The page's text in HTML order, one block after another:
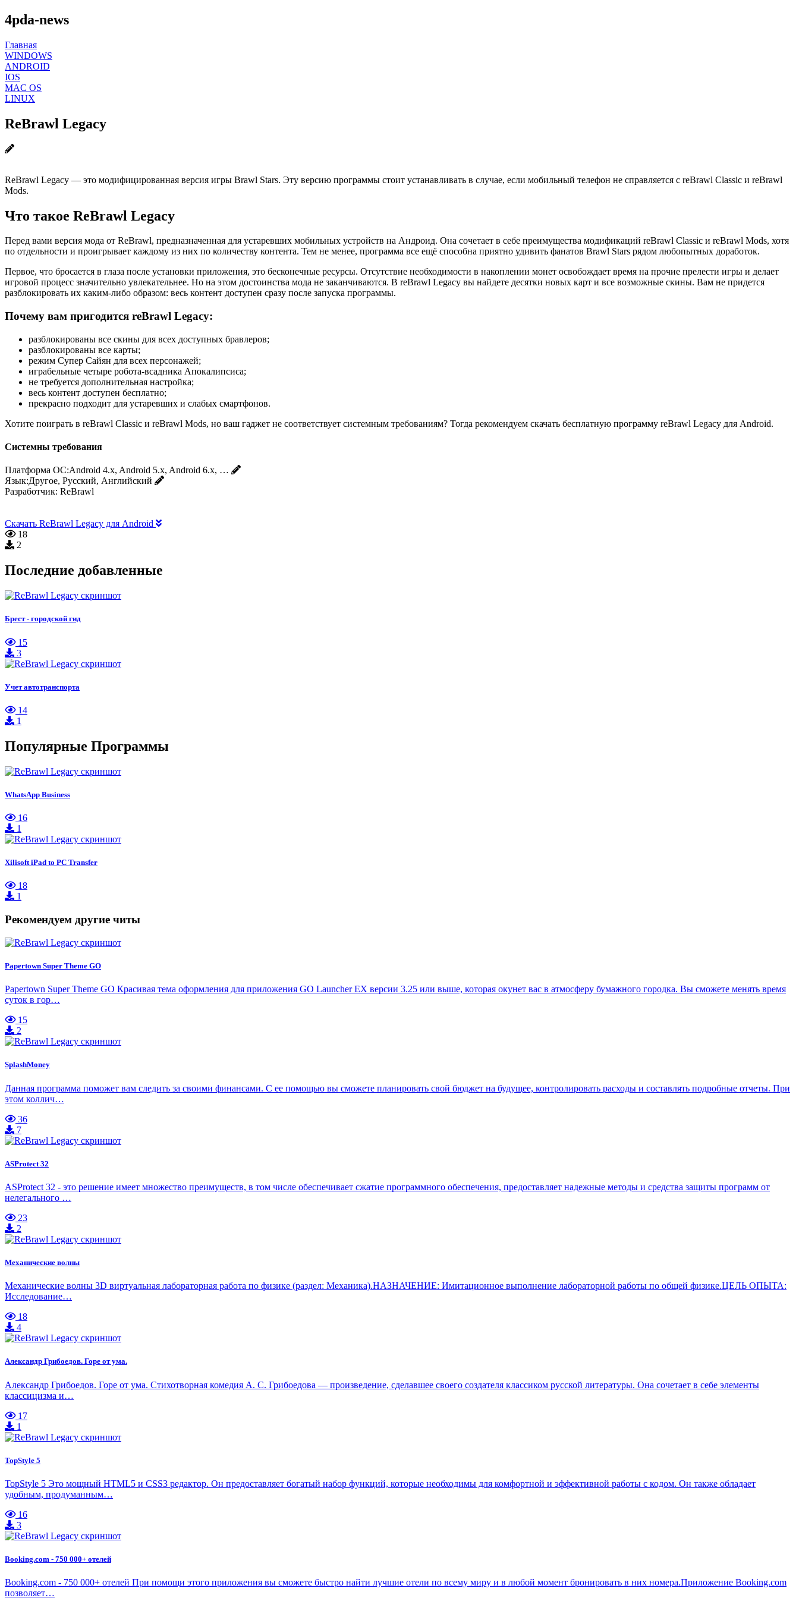
4pda-news
Главная
WINDOWS
ANDROID
IOS
MAC OS
LINUX
ReBrawl Legacy
ReBrawl Legacy — это модифицированная версия игры Brawl Stars. Эту версию программы стоит устанавливать в случае, если мобильный телефон не справляется с reBrawl Classic и reBrawl
Mods.
Что такое ReBrawl Legacy
Перед вами версия мода от ReBrawl, предназначенная для устаревших мобильных устройств на Андроид. Она сочетает в себе преимущества модификаций reBrawl Classic и reBrawl Mods, хотя
по отдельности и проигрывает каждому из них по количеству контента. Тем не менее, программа все ещё способна приятно удивить фанатов Brawl Stars рядом любопытных доработок.
Первое, что бросается в глаза после установки приложения, это бесконечные ресурсы. Отсутствие необходимости в накоплении монет освобождает время на прочие прелести игры и делает
игровой процесс значительно увлекательнее. Но на этом достоинства мода не заканчиваются. В reBrawl Legacy вы найдете десятки новых карт и все возможные скины. Вам не придется
разблокировать их каким-либо образом: весь контент доступен сразу после запуска программы.
Почему вам пригодится reBrawl Legacy:
разблокированы все скины для всех доступных бравлеров;
разблокированы все карты;
режим Супер Сайян для всех персонажей;
играбельные четыре робота-всадника Апокалипсиса;
не требуется дополнительная настройка;
весь контент доступен бесплатно;
прекрасно подходит для устаревших и слабых смартфонов.
Хотите поиграть в reBrawl Classic и reBrawl Mods, но ваш гаджет не соответствует системным требованиям? Тогда рекомендуем скачать бесплатную программу reBrawl Legacy для Android.
Системны требования
Платформа ОС:Android 4.x, Android 5.x, Android 6.x, …
Язык:Другое, Русский, Английский
Разработчик: ReBrawl
Скачать ReBrawl Legacy для Android
18
2
Последние добавленные
Брест - городской гид
15
3
Учет автотранспорта
14
1
Популярные Программы
WhatsApp Business
16
1
Xilisoft iPad to PC Transfer
18
1
Рекомендуем другие читы
Papertown Super Theme GO
Papertown Super Theme GO Красивая тема оформления для приложения GO Launcher EX версии 3.25 или выше, которая окунет вас в атмосферу бумажного городка. Вы сможете менять время
суток в гор…
15
2
SplashMoney
Данная программа поможет вам следить за своими финансами. С ее помощью вы сможете планировать свой бюджет на будущее, контролировать расходы и составлять подробные отчеты. При
этом коллич…
36
7
ASProtect 32
ASProtect 32 - это решение имеет множество преимуществ, в том числе обеспечивает сжатие программного обеспечения, предоставляет надежные методы и средства защиты программ от
нелегального …
23
2
Механические волны
Механические волны 3D виртуальная лабораторная работа по физике (раздел: Механика).НАЗНАЧЕНИЕ: Имитационное выполнение лабораторной работы по общей физике.ЦЕЛЬ ОПЫТА:
Исследование…
18
4
Александр Грибоедов. Горе от ума.
Александр Грибоедов. Горе от ума. Cтихотворная комедия А. С. Грибоедова — произведение, сделавшее своего создателя классиком русской литературы. Она сочетает в себе элементы
классицизма и…
17
1
TopStyle 5
TopStyle 5 Это мощный HTML5 и CSS3 редактор. Он предоставляет богатый набор функций, которые необходимы для комфортной и эффективной работы с кодом. Он также обладает
удобным, продуманным…
16
3
Booking.com - 750 000+ отелей
Booking.com - 750 000+ отелей При помощи этого приложения вы сможете быстро найти лучшие отели по всему миру и в любой момент бронировать в них номера.Приложение Booking.com
позволяет…